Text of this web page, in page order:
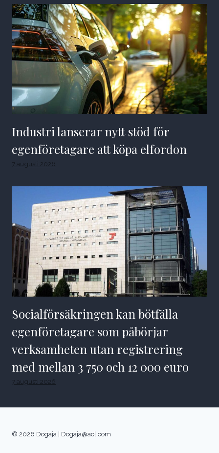
Industri lanserar nytt stöd för
egenföretagare att köpa elfordon
7 augusti 2026
Socialförsäkringen kan bötfälla
egenföretagare som påbörjar
verksamheten utan registrering
med mellan 3 750 och 12 000 euro
7 augusti 2026
© 2026 Dogaja | Dogaja@aol.com